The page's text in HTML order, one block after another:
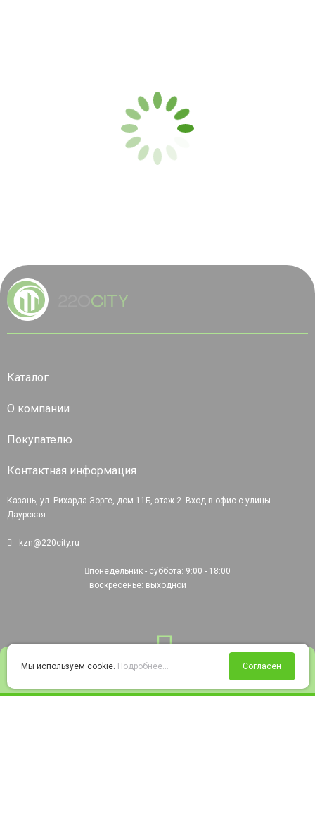
Войти Избранное Корзина
Каталог
О компании
Покупателю
Контактная информация
Казань, ул. Рихарда Зорге, дом 11Б, этаж 2. Вход в офис с улицы
Даурская
kzn@220city.ru
понедельник - суббота: 9:00 - 18:00
воскресенье: выходной
Мы используем cookie. Подробнее... Согласен